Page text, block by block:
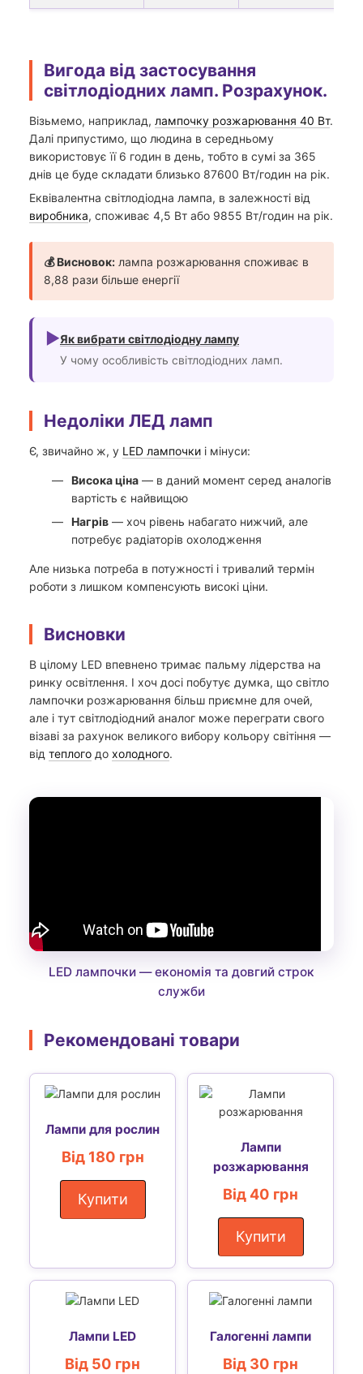
Вигода від застосування
світлодіодних ламп. Розрахунок.
Візьмемо, наприклад, лампочку розжарювання 40 Вт.
Далі припустимо, що людина в середньому
використовує її 6 годин в день, тобто в сумі за 365
днів це буде складати близько 87600 Вт/годин на рік.
Еквівалентна світлодіодна лампа, в залежності від
виробника, споживає 4,5 Вт або 9855 Вт/годин на рік.
💰 Висновок: лампа розжарювання споживає в
8,88 рази більше енергії
►Як вибрати світлодіодну лампу
У чому особливість світлодіодних ламп.
Недоліки ЛЕД ламп
Є, звичайно ж, у LED лампочки і мінуси:
Висока ціна — в даний момент серед аналогів
вартість є найвищою
Нагрів — хоч рівень набагато нижчий, але
потребує радіаторів охолодження
Але низька потреба в потужності і тривалий термін
роботи з лишком компенсують високі ціни.
Висновки
В цілому LED впевнено тримає пальму лідерства на
ринку освітлення. І хоч досі побутує думка, що світло
лампочки розжарювання більш приємне для очей,
але і тут світлодіодний аналог може переграти свого
візаві за рахунок великого вибору кольору світіння —
від теплого до холодного.
LED лампочки — економія та довгий строк
служби
Рекомендовані товари
Лампи для рослин
Від 180 грн
Купити
Лампи
розжарювання
Від 40 грн
Купити
Лампи LED
Від 50 грн
Галогенні лампи
Від 30 грн